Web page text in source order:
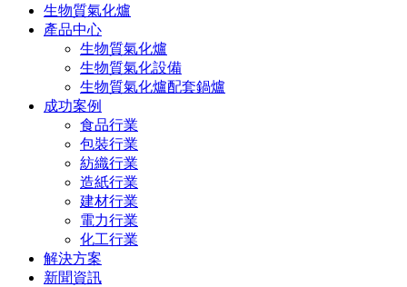
生物質氣化爐
產品中心
生物質氣化爐
生物質氣化設備
生物質氣化爐配套鍋爐
成功案例
食品行業
包裝行業
紡織行業
造紙行業
建材行業
電力行業
化工行業
解決方案
新聞資訊